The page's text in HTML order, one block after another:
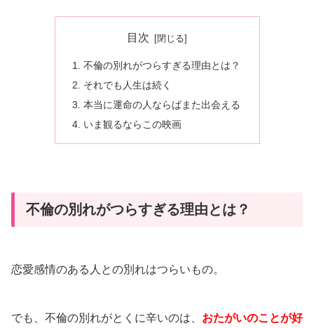
目次
不倫の別れがつらすぎる理由とは？
それでも人生は続く
本当に運命の人ならばまた出会える
いま観るならこの映画
不倫の別れがつらすぎる理由とは？
恋愛感情のある人との別れはつらいもの。
でも、不倫の別れがとくに辛いのは、 おたがいのことが好